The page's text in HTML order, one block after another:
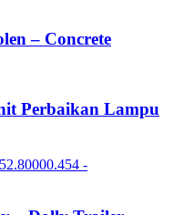
– Concrete
Perbaikan Lampu